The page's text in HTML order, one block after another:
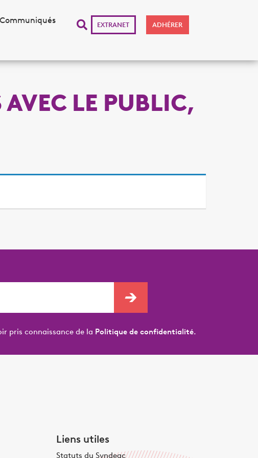
Communiqués EXTRANET ADHÉRER
LE PUBLIC,
pris connaissance de la Politique de confidentialité.
Liens utiles
Statuts du Syndeac